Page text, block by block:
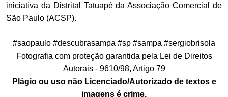
iniciativa da Distrital Tatuapé da Associação Comercial de
São Paulo (ACSP).
#saopaulo #descubrasampa #sp #sampa #sergiobrisola
Fotografia com proteção garantida pela Lei de Direitos
Autorais - 9610/98, Artigo 79
Plágio ou uso não Licenciado/Autorizado de textos e
imagens é crime.